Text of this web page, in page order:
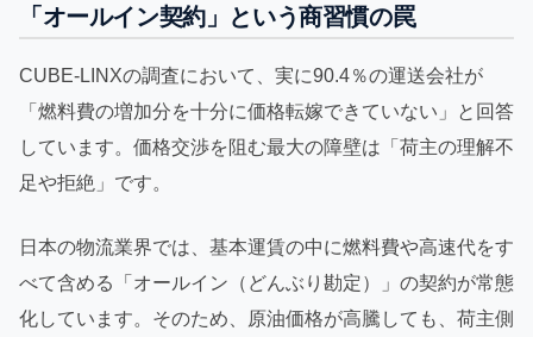
「オールイン契約」という商習慣の罠
CUBE-LINXの調査において、実に90.4％の運送会社が
「燃料費の増加分を十分に価格転嫁できていない」と回答
しています。価格交渉を阻む最大の障壁は「荷主の理解不
足や拒絶」です。
日本の物流業界では、基本運賃の中に燃料費や高速代をす
べて含める「オールイン（どんぶり勘定）」の契約が常態
化しています。そのため、原油価格が高騰しても、荷主側